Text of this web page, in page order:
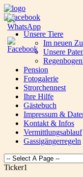
Unsere Tiere
Im neuen
Unsere
Pension
Fotogalerie
Strorchennest
Ihre Hilfe
Gästebuch
Impressum &
Kontakt & Infos
Vermittlungsablauf
Gassigängerregeln
Ticker1